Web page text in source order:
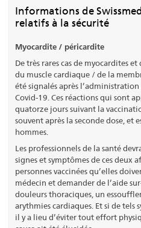
Informations de
relatifs à la sécurité
Myocardite / péricardite
De très rares cas de myocardites
du muscle cardiaque / de la
été signalés après
Covid-19. Ces réactions qui sont
quatorze jours suivant la
souvent après la seconde dose, et
hommes.
Les professionnels de la santé
signes et symptômes de ces deux
personnes vaccinées qu’elles
médecin et demander de l’aide
douleurs thoraciques, un
arythmies cardiaques. Et si de tels
il y a lieu d’éviter tout effort